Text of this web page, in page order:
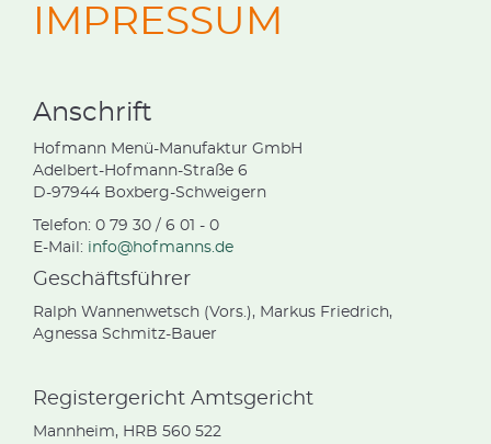
IMPRESSUM
Anschrift
Hofmann Menü-Manufaktur GmbH
Adelbert-Hofmann-Straße 6
D-97944 Boxberg-Schweigern
Telefon: 0 79 30 / 6 01 - 0
E-Mail: info@hofmanns.de
Geschäftsführer
Ralph Wannenwetsch (Vors.), Markus Friedrich,
Agnessa Schmitz-Bauer
Registergericht Amtsgericht
Mannheim, HRB 560 522